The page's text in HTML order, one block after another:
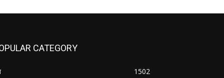
CATEGORY
1502